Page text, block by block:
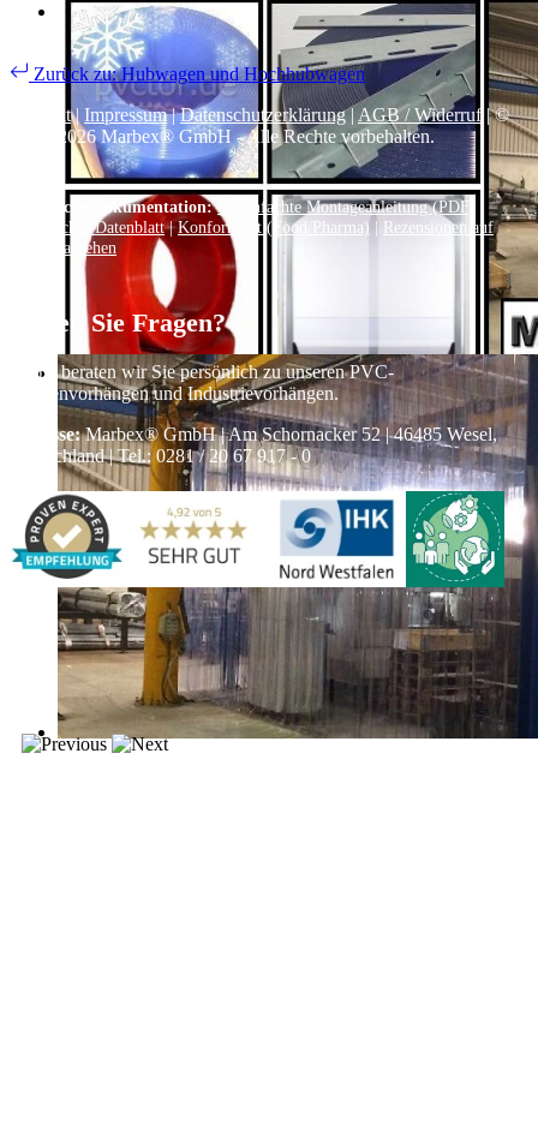
Zurück zu: Hubwagen und Hochhubwagen
Kontakt| Impressum|Datenschutzerklärung| AGB / Widerruf | ©
2026Marbex® GmbH - Alle Rechte vorbehalten.
Technische Dokumentation: Vereinfachte Montageanleitung (PDF)
Technisches Datenblatt|Konformität (Food/Pharma) | Rezensionen auf
Google ansehen
Haben Sie Fragen?
Gerne beraten wir Sie persönlich zu unseren PVC-
Streifenvorhängen und Industrievorhängen.
Adresse:Marbex® GmbH | Am Schornacker 52 | 46485 Wesel,
Deutschland | Tel.: 0281 / 20 67 917 - 0